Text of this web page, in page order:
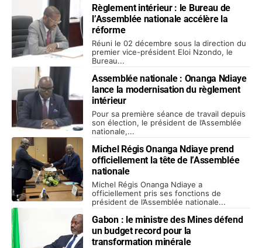
Règlement intérieur : le Bureau de
l’Assemblée nationale accélère la
réforme
Réuni le 02 décembre sous la direction du
premier vice-président Eloi Nzondo, le
Bureau...
Assemblée nationale : Onanga Ndiaye
lance la modernisation du règlement
intérieur
Pour sa première séance de travail depuis
son élection, le président de l’Assemblée
nationale,...
Michel Régis Onanga Ndiaye prend
officiellement la tête de l’Assemblée
nationale
Michel Régis Onanga Ndiaye a
officiellement pris ses fonctions de
président de l’Assemblée nationale...
Gabon : le ministre des Mines défend
un budget record pour la
transformation minérale